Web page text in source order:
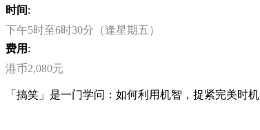
时间:
下午5时至6时30分（逢星期五）
费用 :
港币2,080元
「 搞笑」是一门学问：如何利用机智，捉紧完美时机